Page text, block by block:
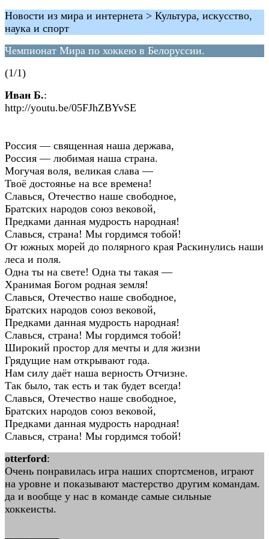
Новости из мира и интернета > Культура, искусство,
наука и спорт
Чемпионат Мира по хоккею в Белоруссии.
(1/1)
Иван Б.:
http://youtu.be/05FJhZBYvSE
Россия — священная наша держава,
Россия — любимая наша страна.
Могучая воля, великая слава —
Твоё достоянье на все времена!
Славься, Отечество наше свободное,
Братских народов союз вековой,
Предками данная мудрость народная!
Славься, страна! Мы гордимся тобой!
От южных морей до полярного края Раскинулись наши
леса и поля.
Одна ты на свете! Одна ты такая —
Хранимая Богом родная земля!
Славься, Отечество наше свободное,
Братских народов союз вековой,
Предками данная мудрость народная!
Славься, страна! Мы гордимся тобой!
Широкий простор для мечты и для жизни
Грядущие нам открывают года.
Нам силу даёт наша верность Отчизне.
Так было, так есть и так будет всегда!
Славься, Отечество наше свободное,
Братских народов союз вековой,
Предками данная мудрость народная!
Славься, страна! Мы гордимся тобой!
otterford:
Очень понравилась игра наших спортсменов, играют
на уровне и показывают мастерство другим командам.
да и вообще у нас в команде самые сильные
хоккеисты.